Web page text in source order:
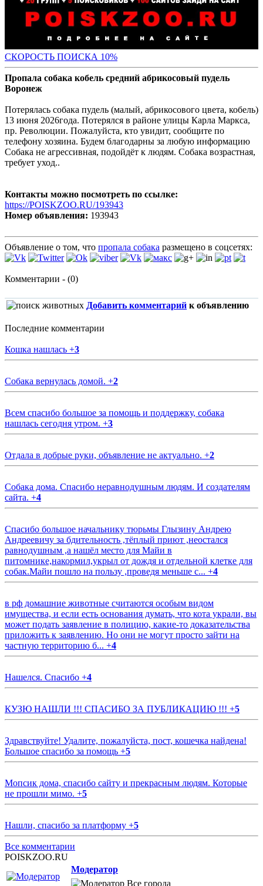
СКОРОСТЬ ПОИСКА 10%
Пропала собака кобель средний абрикосовый пудель
Воронеж
Потерялась собака пудель (малый, абрикосового цвета, кобель)
13 июня 2026года. Потерялся в районе улицы Карла Маркса,
пр. Революции. Пожалуйста, кто увидит, сообщите по
телефону хозяина. Будем благодарны за любую информацию
Собака не агрессивная, подойдёт к людям. Собака возрастная,
требует уход..
Контакты можно посмотреть по ссылке:
https://POISKZOO.RU/193943
Номер объявления: 193943
Объявление о том, что пропала собака размещено в соцсетях:
Комментарии - (0)
Добавить комментарий к объявлению
Последние комментарии
Кошка нашлась +3
Собака вернулась домой. +2
Всем спасибо большое за помощь и поддержку, собака
нашлась сегодня утром. +3
Отдала в добрые руки, объявление не актуально. +2
Собака дома. Спасибо неравнодушным людям. И создателям
сайта. +4
Спасибо большое начальнику тюрьмы Глызину Андрею
Андреевичу за бдительность ,тёплый приют ,неостался
равнодушным ,а нашёл место для Майи в
питомнике,накормил,укрыл от дождя и отдельной клетке для
собак.Майи пошло на пользу ,проведя меньше с... +4
в рф домашние животные считаются особым видом
имущества, и если есть основания думать, что кота украли, вы
может подать заявление в полицию, какие-то доказательства
приложить к заявлению. Но они не могут просто зайти на
частную территорию б... +4
Нашелся. Спасибо +4
КУЗЮ НАШЛИ !!! СПАСИБО ЗА ПУБЛИКАЦИЮ !!! +5
Здравствуйте! Удалите, пожалуйста, пост, кошечка найдена!
Большое спасибо за помощь +5
Мопсик дома, спасибо сайту и прекрасным людям. Которые
не прошли мимо. +5
Нашли, спасибо за платформу +5
Все комментарии
POISKZOO.RU
Модератор
Все города